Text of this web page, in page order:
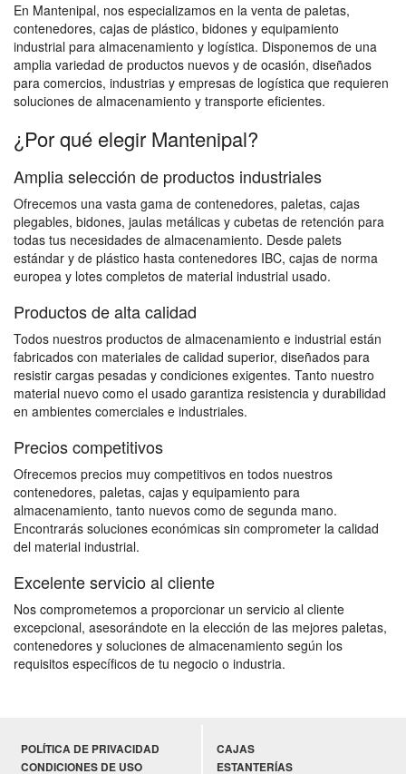
En Mantenipal, nos especializamos en la venta de paletas,
contenedores, cajas de plástico, bidones y equipamiento
industrial para almacenamiento y logística. Disponemos de una
amplia variedad de productos nuevos y de ocasión, diseñados
para comercios, industrias y empresas de logística que requieren
soluciones de almacenamiento y transporte eficientes.
¿Por qué elegir Mantenipal?
Amplia selección de productos industriales
Ofrecemos una vasta gama de contenedores, paletas, cajas
plegables, bidones, jaulas metálicas y cubetas de retención para
todas tus necesidades de almacenamiento. Desde palets
estándar y de plástico hasta contenedores IBC, cajas de norma
europea y lotes completos de material industrial usado.
Productos de alta calidad
Todos nuestros productos de almacenamiento e industrial están
fabricados con materiales de calidad superior, diseñados para
resistir cargas pesadas y condiciones exigentes. Tanto nuestro
material nuevo como el usado garantiza resistencia y durabilidad
en ambientes comerciales e industriales.
Precios competitivos
Ofrecemos precios muy competitivos en todos nuestros
contenedores, paletas, cajas y equipamiento para
almacenamiento, tanto nuevos como de segunda mano.
Encontrarás soluciones económicas sin comprometer la calidad
del material industrial.
Excelente servicio al cliente
Nos comprometemos a proporcionar un servicio al cliente
excepcional, asesorándote en la elección de las mejores paletas,
contenedores y soluciones de almacenamiento según los
requisitos específicos de tu negocio o industria.
POLÍTICA DE PRIVACIDAD
CONDICIONES DE USO
CAJAS
ESTANTERÍAS